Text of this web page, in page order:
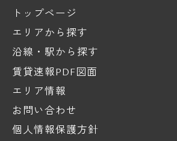
トップページ
エリアから探す
沿線・駅から探す
賃貸速報PDF図面
エリア情報
お問い合わせ
個人情報保護方針